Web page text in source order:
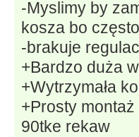
-Myslimy by
kosza bo
-brakuje
+Bardzo duża
+Wytrzymała
+Prosty
90tke rekaw